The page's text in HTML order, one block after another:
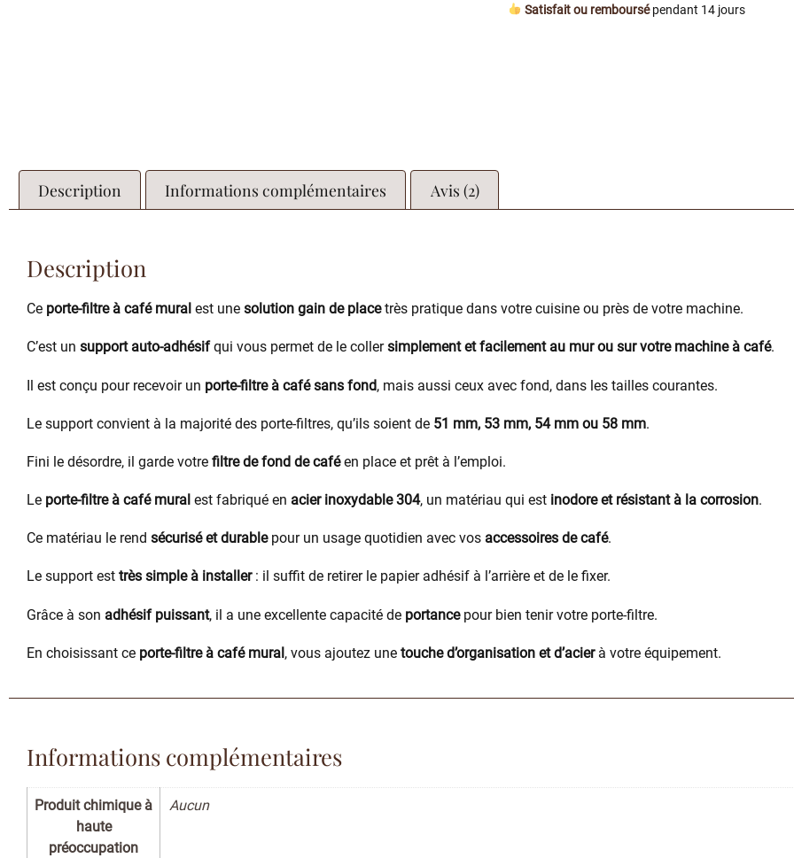
Satisfait ou remboursépendant 14 jours
Description Informations complémentaires Avis (2)
Description
Ce porte-filtre à café mural est une solution gain de placetrès pratique dans votre cuisine ou près de votre machine.
C’est un support auto-adhésifqui vous permet de le collersimplement et facilement au mur ou sur votre machine à café.
Il est conçu pour recevoir un porte-filtre à café sans fond, mais aussi ceux avec fond, dans les tailles courantes.
Le support convient à la majorité des porte-filtres, qu’ils soient de 51 mm, 53 mm, 54 mm ou 58 mm.
Fini le désordre, il garde votre filtre de fond de caféen place et prêt à l’emploi.
Le porte-filtre à café mural est fabriqué en acier inoxydable 304, un matériau qui est inodore et résistant à la corrosion.
Ce matériau le rend sécurisé et durablepour un usage quotidien avec vos accessoires de café.
Le support est très simple à installer: il suffit de retirer le papier adhésif à l’arrière et de le fixer.
Grâce à son adhésif puissant, il a une excellente capacité de portancepour bien tenir votre porte-filtre.
En choisissant ce porte-filtre à café mural, vous ajoutez une touche d’organisation et d’acierà votre équipement.
Informations complémentaires
Produit chimique à
haute
préoccupation
Aucun